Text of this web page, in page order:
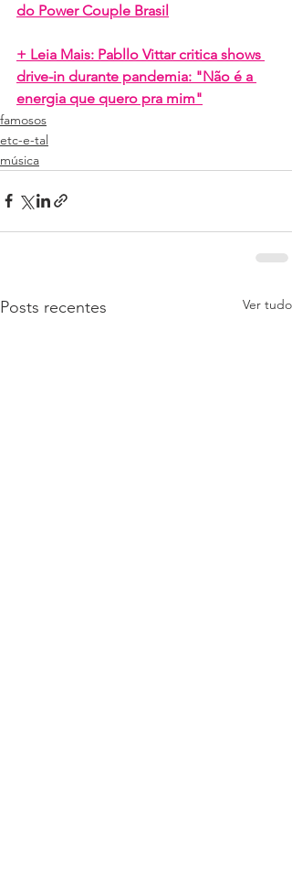
do Power Couple Brasil
+ Leia Mais: Pabllo Vittar critica shows
drive-in durante pandemia: "Não é a
energia que quero pra mim"
famosos
etc-e-tal
música
Posts recentes Ver tudo